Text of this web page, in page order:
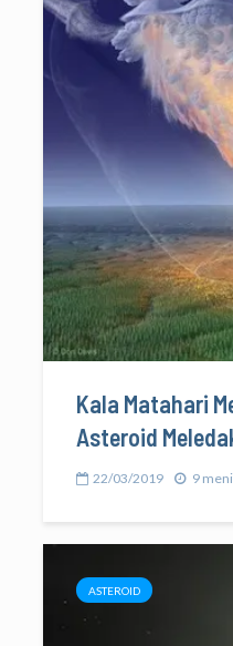
Kala Matahari
Asteroid
22/03/2019 9
ASTEROID